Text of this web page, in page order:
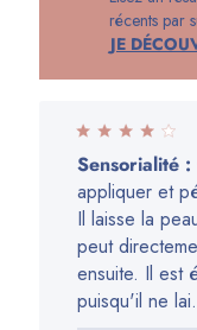
récents par
JE
Sensorialité :
appliquer et
Il laisse la
peut
ensuite. Il est
puisqu'il ne